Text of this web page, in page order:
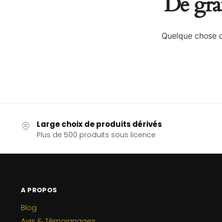
Quelque chose
Large choix de produits dérivés
Plus de 500 produits sous licence
A PROPOS
Blog